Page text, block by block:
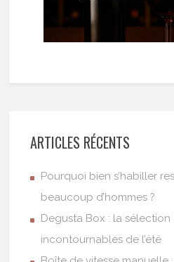
ARTICLES RÉCENTS
Pourquoi bien s’habiller
beaucoup d’hommes ?
Degusta Box : la sélection
incontournables de l’été